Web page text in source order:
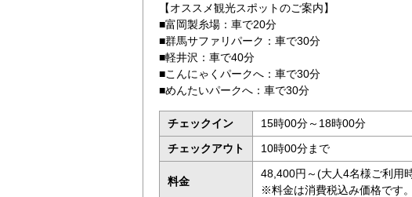
【オススメ観光スポットのご案内】
■富岡製糸場：車で20分
■群馬サファリパーク：車で30分
■軽井沢：車で40分
■こんにゃくパークへ：車で30分
■めんたいパークへ：車で30分
チェックイン
15時00分～18時00分
チェックアウト
10時00分まで
料金
48,400円～(大人4名様ご利用
※料金は消費税込み価格です。